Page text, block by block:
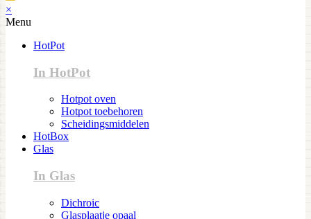
×
Menu
HotPot
In HotPot
Hotpot oven
Hotpot toebehoren
Scheidingsmiddelen
HotBox
Glas
In Glas
Dichroic
Glasplaatje opaal